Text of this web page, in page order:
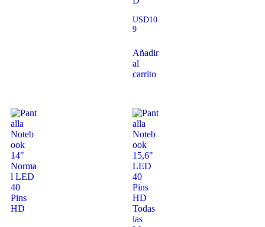
USD10
9
Añadir
al
carrito